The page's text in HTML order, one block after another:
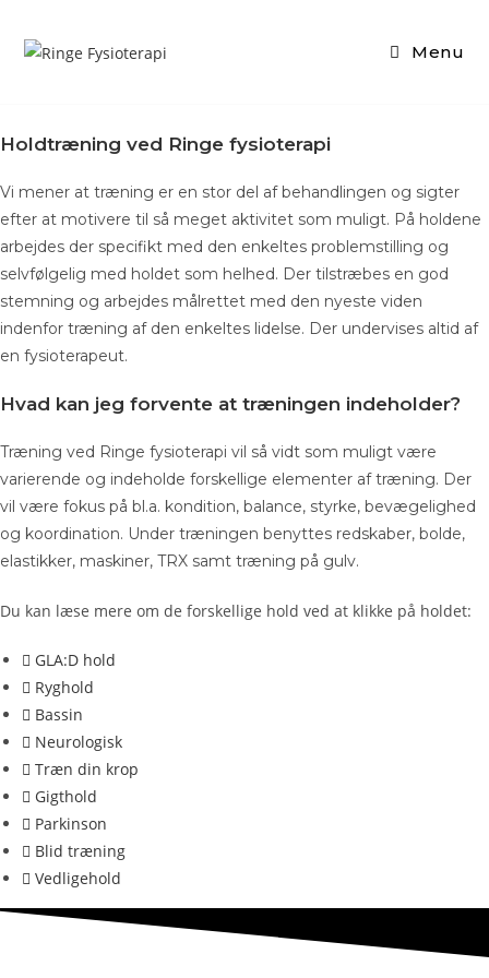
Menu
Holdtræning ved Ringe fysioterapi
Vi mener at træning er en stor del af behandlingen og sigter
efter at motivere til så meget aktivitet som muligt. På holdene
arbejdes der specifikt med den enkeltes problemstilling og
selvfølgelig med holdet som helhed. Der tilstræbes en god
stemning og arbejdes målrettet med den nyeste viden
indenfor træning af den enkeltes lidelse. Der undervises altid af
en fysioterapeut.
Hvad kan jeg forvente at træningen indeholder?
Træning ved Ringe fysioterapi vil så vidt som muligt være
varierende og indeholde forskellige elementer af træning. Der
vil være fokus på bl.a. kondition, balance, styrke, bevægelighed
og koordination. Under træningen benyttes redskaber, bolde,
elastikker, maskiner, TRX samt træning på gulv.
Du kan læse mere om de forskellige hold ved at klikke på holdet:
GLA:D hold
Ryghold
Bassin
Neurologisk
Træn din krop
Gigthold
Parkinson
Blid træning
Vedligehold